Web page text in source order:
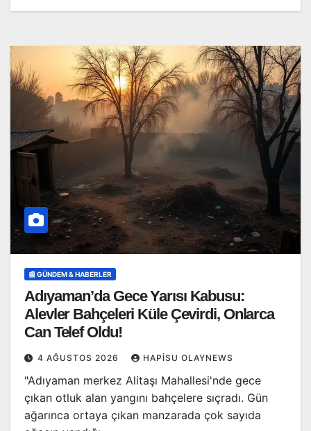
📰 GÜNDEM & HABERLER
Adıyaman’da Gece Yarısı Kabusu:
Alevler Bahçeleri Küle Çevirdi, Onlarca
Can Telef Oldu!
4 AĞUSTOS 2026 HAPISU OLAYNEWS
"Adıyaman merkez Alitaşı Mahallesi'nde gece
çıkan otluk alan yangını bahçelere sıçradı. Gün
ağarınca ortaya çıkan manzarada çok sayıda